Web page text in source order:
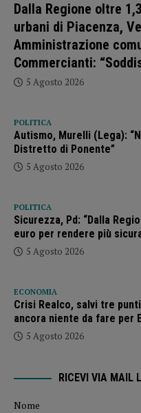
Dalla Regione oltre
urbani di Piacenza,
Amministrazione
Commercianti:
5 Agosto 2026
POLITICA
Autismo, Murelli (Lega):
Distretto di Ponente”
5 Agosto 2026
POLITICA
Sicurezza, Pd: “Dalla
euro per rendere più
5 Agosto 2026
ECONOMIA
Crisi Realco, salvi tre
ancora niente da fare per
5 Agosto 2026
RICEVI VIA MAIL
Nome